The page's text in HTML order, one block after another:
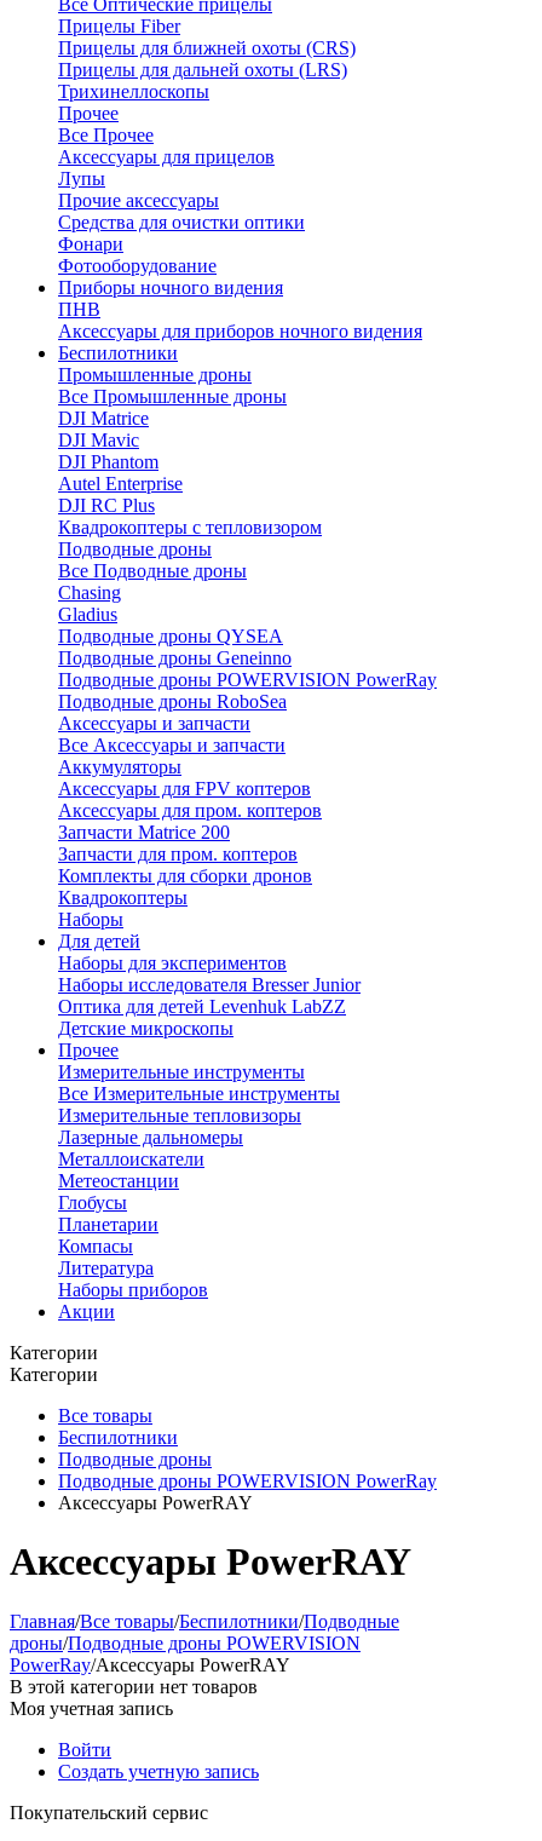
Все Оптические прицелы
Прицелы Fiber
Прицелы для ближней охоты (CRS)
Прицелы для дальней охоты (LRS)
Трихинеллоскопы
Прочее
Все Прочее
Аксессуары для прицелов
Лупы
Прочие аксессуары
Средства для очистки оптики
Фонари
Фотооборудование
Приборы ночного видения
ПНВ
Аксессуары для приборов ночного видения
Беспилотники
Промышленные дроны
Все Промышленные дроны
DJI Matrice
DJI Mavic
DJI Phantom
Autel Enterprise
DJI RC Plus
Квадрокоптеры с тепловизором
Подводные дроны
Все Подводные дроны
Chasing
Gladius
Подводные дроны QYSEA
Подводные дроны Geneinno
Подводные дроны POWERVISION PowerRay
Подводные дроны RoboSea
Аксессуары и запчасти
Все Аксессуары и запчасти
Аккумуляторы
Аксессуары для FPV коптеров
Аксессуары для пром. коптеров
Запчасти Matrice 200
Запчасти для пром. коптеров
Комплекты для сборки дронов
Квадрокоптеры
Наборы
Для детей
Наборы для экспериментов
Наборы исследователя Bresser Junior
Оптика для детей Levenhuk LabZZ
Детские микроскопы
Прочее
Измерительные инструменты
Все Измерительные инструменты
Измерительные тепловизоры
Лазерные дальномеры
Металлоискатели
Метеостанции
Глобусы
Планетарии
Компасы
Литература
Наборы приборов
Акции
Категории
Категории
Все товары
Беспилотники
Подводные дроны
Подводные дроны POWERVISION PowerRay
Аксессуары PowerRAY
Аксессуары PowerRAY
Главная/Все товары/Беспилотники/Подводные
дроны/Подводные дроны POWERVISION
PowerRay/Аксессуары PowerRAY
В этой категории нет товаров
Моя учетная запись
Войти
Создать учетную запись
Покупательский сервис